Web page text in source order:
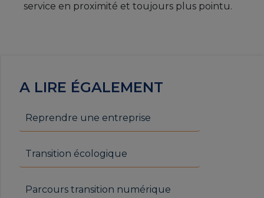
service en proximité et toujours plus pointu.
A LIRE ÉGALEMENT
Reprendre une entreprise
Transition écologique
Parcours transition numérique